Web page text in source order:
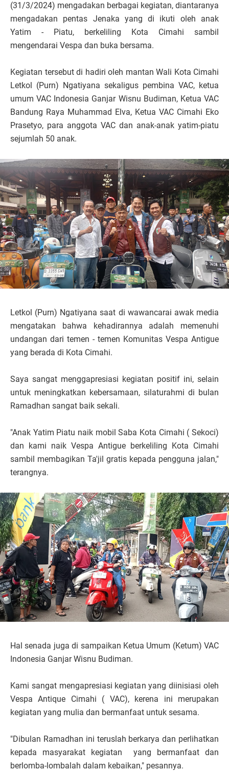
(31/3/2024) mengadakan berbagai kegiatan, diantaranya
mengadakan pentas Jenaka yang di ikuti oleh anak
Yatim - Piatu, berkeliling Kota Cimahi sambil
mengendarai Vespa dan buka bersama.
Kegiatan tersebut di hadiri oleh mantan Wali Kota Cimahi
Letkol (Purn) Ngatiyana sekaligus pembina VAC, ketua
umum VAC Indonesia Ganjar Wisnu Budiman, Ketua VAC
Bandung Raya Muhammad Elva, Ketua VAC Cimahi Eko
Prasetyo, para anggota VAC dan anak-anak yatim-piatu
sejumlah 50 anak.
Letkol (Purn) Ngatiyana saat di wawancarai awak media
mengatakan bahwa kehadirannya adalah memenuhi
undangan dari temen - temen Komunitas Vespa Antigue
yang berada di Kota Cimahi.
Saya sangat menggapresiasi kegiatan positif ini, selain
untuk meningkatkan kebersamaan, silaturahmi di bulan
Ramadhan sangat baik sekali.
"Anak Yatim Piatu naik mobil Saba Kota Cimahi ( Sekoci)
dan kami naik Vespa Antigue berkeliling Kota Cimahi
sambil membagikan Ta'jil gratis kepada pengguna jalan,"
terangnya.
Hal senada juga di sampaikan Ketua Umum (Ketum) VAC
Indonesia Ganjar Wisnu Budiman.
Kami sangat mengapresiasi kegiatan yang diinisiasi oleh
Vespa Antique Cimahi ( VAC), kerena ini merupakan
kegiatan yang mulia dan bermanfaat untuk sesama.
"Dibulan Ramadhan ini teruslah berkarya dan perlihatkan
kepada masyarakat kegiatan yang bermanfaat dan
berlomba-lombalah dalam kebaikan," pesannya.